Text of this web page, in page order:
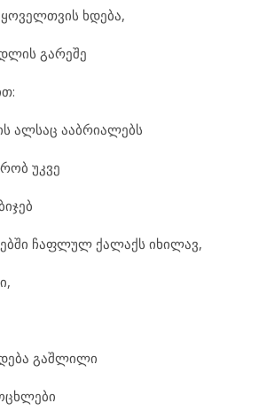
ხდება,
გარეშე
ალსაც ააბრიალებს
უკვე
ჩაფლულ ქალაქს იხილავ,
გაშლილი